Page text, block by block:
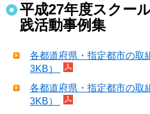
平成27年度スクー
践活動事例集
各都道府県・指定都市の取
3KB）
各都道府県・指定都市の取
3KB）